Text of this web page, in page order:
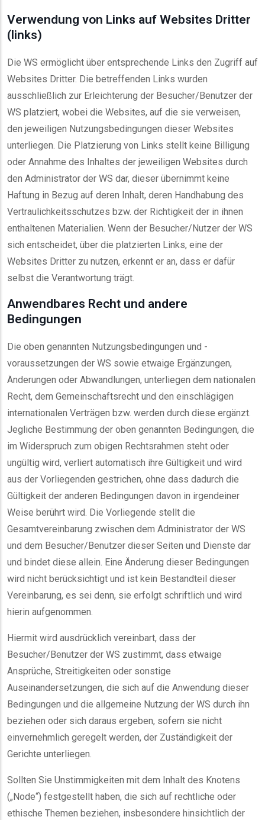
Verwendung von Links auf Websites Dritter
(links)
Die WS ermöglicht über entsprechende Links den Zugriff auf
Websites Dritter. Die betreffenden Links wurden
ausschließlich zur Erleichterung der Besucher/Benutzer der
WS platziert, wobei die Websites, auf die sie verweisen,
den jeweiligen Nutzungsbedingungen dieser Websites
unterliegen. Die Platzierung von Links stellt keine Billigung
oder Annahme des Inhaltes der jeweiligen Websites durch
den Administrator der WS dar, dieser übernimmt keine
Haftung in Bezug auf deren Inhalt, deren Handhabung des
Vertraulichkeitsschutzes bzw. der Richtigkeit der in ihnen
enthaltenen Materialien. Wenn der Besucher/Nutzer der WS
sich entscheidet, über die platzierten Links, eine der
Websites Dritter zu nutzen, erkennt er an, dass er dafür
selbst die Verantwortung trägt.
Anwendbares Recht und andere
Bedingungen
Die oben genannten Nutzungsbedingungen und -
voraussetzungen der WS sowie etwaige Ergänzungen,
Änderungen oder Abwandlungen, unterliegen dem nationalen
Recht, dem Gemeinschaftsrecht und den einschlägigen
internationalen Verträgen bzw. werden durch diese ergänzt.
Jegliche Bestimmung der oben genannten Bedingungen, die
im Widerspruch zum obigen Rechtsrahmen steht oder
ungültig wird, verliert automatisch ihre Gültigkeit und wird
aus der Vorliegenden gestrichen, ohne dass dadurch die
Gültigkeit der anderen Bedingungen davon in irgendeiner
Weise berührt wird. Die Vorliegende stellt die
Gesamtvereinbarung zwischen dem Administrator der WS
und dem Besucher/Benutzer dieser Seiten und Dienste dar
und bindet diese allein. Eine Änderung dieser Bedingungen
wird nicht berücksichtigt und ist kein Bestandteil dieser
Vereinbarung, es sei denn, sie erfolgt schriftlich und wird
hierin aufgenommen.
Hiermit wird ausdrücklich vereinbart, dass der
Besucher/Benutzer der WS zustimmt, dass etwaige
Ansprüche, Streitigkeiten oder sonstige
Auseinandersetzungen, die sich auf die Anwendung dieser
Bedingungen und die allgemeine Nutzung der WS durch ihn
beziehen oder sich daraus ergeben, sofern sie nicht
einvernehmlich geregelt werden, der Zuständigkeit der
Gerichte unterliegen.
Sollten Sie Unstimmigkeiten mit dem Inhalt des Knotens
(„Node“) festgestellt haben, die sich auf rechtliche oder
ethische Themen beziehen, insbesondere hinsichtlich der